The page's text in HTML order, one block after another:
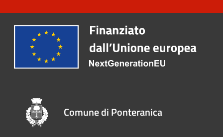
Comune di Ponteranica